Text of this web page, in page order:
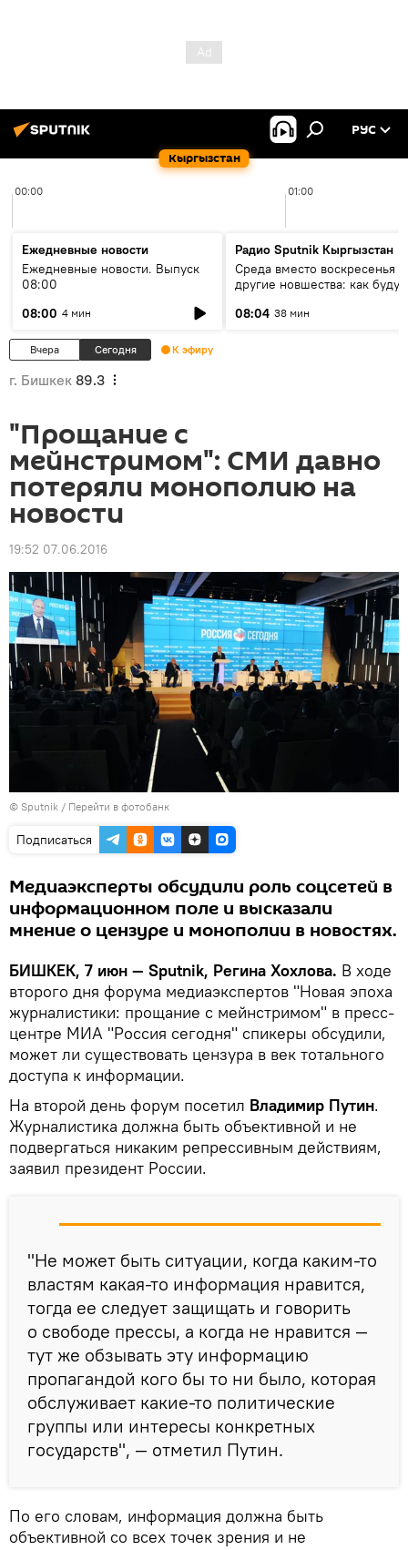
Кыргызстан
РУС
00:00 01:00
Ежедневные новости
Ежедневные новости. Выпуск
08:00
08:00 4 мин
Радио Sputnik Кыргызстан
Среда вместо воскресенья и
другие новшества: как будут
08:04 38 мин
Вчера Сегодня К эфиру
г. Бишкек 89.3
"Прощание с
мейнстримом": СМИ давно
потеряли монополию на
новости
19:52 07.06.2016
© Sputnik / Перейти в фотобанк
Подписаться
Медиаэксперты обсудили роль соцсетей в
информационном поле и высказали
мнение о цензуре и монополии в новостях.
БИШКЕК, 7 июн — Sputnik, Регина Хохлова. В ходе
второго дня форума медиаэкспертов "Новая эпоха
журналистики: прощание с мейнстримом" в пресс-
центре МИА "Россия сегодня" спикеры обсудили,
может ли существовать цензура в век тотального
доступа к информации.
На второй день форум посетил Владимир Путин.
Журналистика должна быть объективной и не
подвергаться никаким репрессивным действиям,
заявил президент России.
"Не может быть ситуации, когда каким-то
властям какая-то информация нравится,
тогда ее следует защищать и говорить
о свободе прессы, а когда не нравится —
тут же обзывать эту информацию
пропагандой кого бы то ни было, которая
обслуживает какие-то политические
группы или интересы конкретных
государств", — отметил Путин.
По его словам, информация должна быть
объективной со всех точек зрения и не